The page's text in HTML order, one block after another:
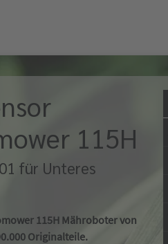
115H
für Unteres
115H Mähroboter von
Originalteile.